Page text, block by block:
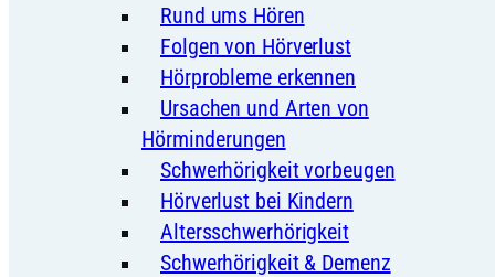
Rund ums Hören
Folgen von Hörverlust
Hörprobleme erkennen
Ursachen und Arten von
Hörminderungen
Schwerhörigkeit vorbeugen
Hörverlust bei Kindern
Altersschwerhörigkeit
Schwerhörigkeit & Demenz